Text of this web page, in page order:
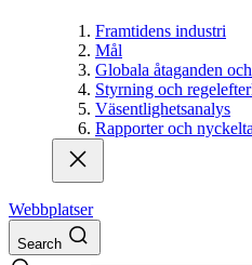
Framtidens industri
Mål
Globala åtaganden
Styrning och
Väsentlighetsanalys
Rapporter och
Webbplatser
Search